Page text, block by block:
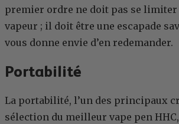
premier ordre ne doit pas se limiter
vapeur ; il doit être une escapade
vous donne envie d’en redemander.
Portabilité
La portabilité, l’un des principaux
sélection du meilleur vape pen